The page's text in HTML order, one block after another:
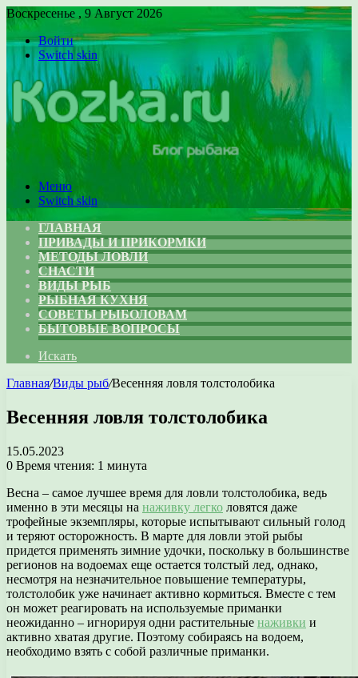
Воскресенье , 9 Август 2026
Войти
Switch skin
Меню
Switch skin
ГЛАВНАЯ
ПРИВАДЫ И ПРИКОРМКИ
МЕТОДЫ ЛОВЛИ
СНАСТИ
ВИДЫ РЫБ
РЫБНАЯ КУХНЯ
СОВЕТЫ РЫБОЛОВАМ
БЫТОВЫЕ ВОПРОСЫ
Искать
Главная/Виды рыб/Весенняя ловля толстолобика
Весенняя ловля толстолобика
15.05.2023
0 Время чтения: 1 минута
Весна – самое лучшее время для ловли толстолобика, ведь
именно в эти месяцы на наживку легко ловятся даже
трофейные экземпляры, которые испытывают сильный голод
и теряют осторожность. В марте для ловли этой рыбы
придется применять зимние удочки, поскольку в большинстве
регионов на водоемах еще остается толстый лед, однако,
несмотря на незначительное повышение температуры,
толстолобик уже начинает активно кормиться. Вместе с тем
он может реагировать на используемые приманки
неожиданно – игнорируя одни растительные наживки и
активно хватая другие. Поэтому собираясь на водоем,
необходимо взять с собой различные приманки.